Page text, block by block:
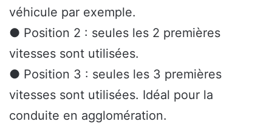
véhicule par exemple.
● Position 2 : seules les 2 premières
vitesses sont utilisées.
● Position 3 : seules les 3 premières
vitesses sont utilisées. Idéal pour la
conduite en agglomération.